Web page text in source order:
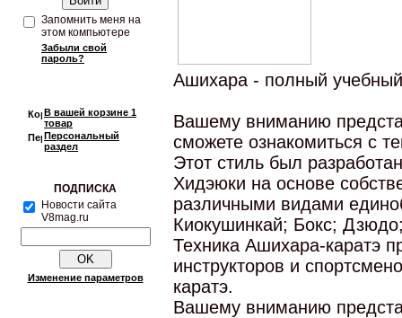
Запомнить меня на
этом компьютере
Забыли свой
пароль?
В вашей корзине 1
товар
Персональный
раздел
ПОДПИСКА
Новости сайта
V8mag.ru
Изменение параметров
Ашихара - полный
Вашему вниманию
сможете ознакомиться с
Этот стиль был
Хидэюки на основе
различными видами
Киокушинкай; Бокс;
Техника Ашихара-каратэ
инструкторов и
каратэ.
Вашему вниманию